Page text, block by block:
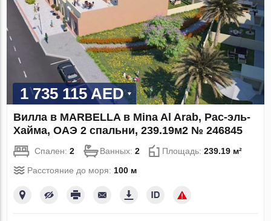
1 735 115 AED
Вилла в MARBELLA в Mina Al Arab, Рас-эль-
Хайма, ОАЭ 2 спальни, 239.19м2 № 246845
Спален:2 Ванных:2 Площадь:239.19 м²
Расстояние до моря:100 м